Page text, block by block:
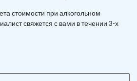
стоимости при алкогольном
свяжется с вами в течении 3-х